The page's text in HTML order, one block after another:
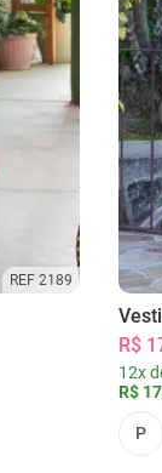
REF 2189
R$
12x
R$
P